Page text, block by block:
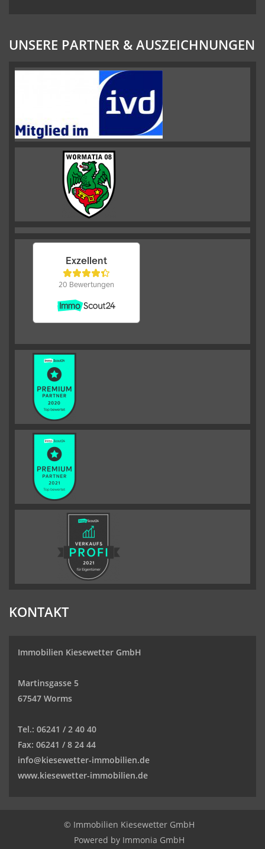
UNSERE PARTNER & AUSZEICHNUNGEN
KONTAKT
Immobilien Kiesewetter GmbH
Martinsgasse 5
67547 Worms
Tel.: 06241 / 2 40 40
Fax: 06241 / 8 24 44
info@kiesewetter-immobilien.de
www.kiesewetter-immobilien.de
© Immobilien Kiesewetter GmbH
Powered by Immonia GmbH